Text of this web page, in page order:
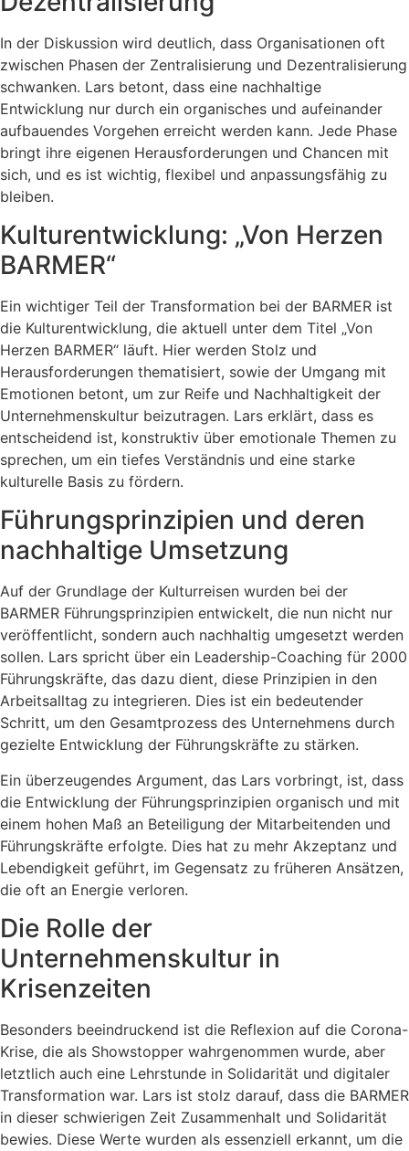
In der Diskussion wird deutlich, dass Organisationen oft
zwischen Phasen der Zentralisierung und Dezentralisierung
schwanken. Lars betont, dass eine nachhaltige
Entwicklung nur durch ein organisches und aufeinander
aufbauendes Vorgehen erreicht werden kann. Jede Phase
bringt ihre eigenen Herausforderungen und Chancen mit
sich, und es ist wichtig, flexibel und anpassungsfähig zu
bleiben.
Kulturentwicklung: „Von Herzen
BARMER“
Ein wichtiger Teil der Transformation bei der BARMER ist
die Kulturentwicklung, die aktuell unter dem Titel „Von
Herzen BARMER“ läuft. Hier werden Stolz und
Herausforderungen thematisiert, sowie der Umgang mit
Emotionen betont, um zur Reife und Nachhaltigkeit der
Unternehmenskultur beizutragen. Lars erklärt, dass es
entscheidend ist, konstruktiv über emotionale Themen zu
sprechen, um ein tiefes Verständnis und eine starke
kulturelle Basis zu fördern.
Führungsprinzipien und deren
nachhaltige Umsetzung
Auf der Grundlage der Kulturreisen wurden bei der
BARMER Führungsprinzipien entwickelt, die nun nicht nur
veröffentlicht, sondern auch nachhaltig umgesetzt werden
sollen. Lars spricht über ein Leadership-Coaching für 2000
Führungskräfte, das dazu dient, diese Prinzipien in den
Arbeitsalltag zu integrieren. Dies ist ein bedeutender
Schritt, um den Gesamtprozess des Unternehmens durch
gezielte Entwicklung der Führungskräfte zu stärken.
Ein überzeugendes Argument, das Lars vorbringt, ist, dass
die Entwicklung der Führungsprinzipien organisch und mit
einem hohen Maß an Beteiligung der Mitarbeitenden und
Führungskräfte erfolgte. Dies hat zu mehr Akzeptanz und
Lebendigkeit geführt, im Gegensatz zu früheren Ansätzen,
die oft an Energie verloren.
Die Rolle der
Unternehmenskultur in
Krisenzeiten
Besonders beeindruckend ist die Reflexion auf die Corona-
Krise, die als Showstopper wahrgenommen wurde, aber
letztlich auch eine Lehrstunde in Solidarität und digitaler
Transformation war. Lars ist stolz darauf, dass die BARMER
in dieser schwierigen Zeit Zusammenhalt und Solidarität
bewies. Diese Werte wurden als essenziell erkannt, um die